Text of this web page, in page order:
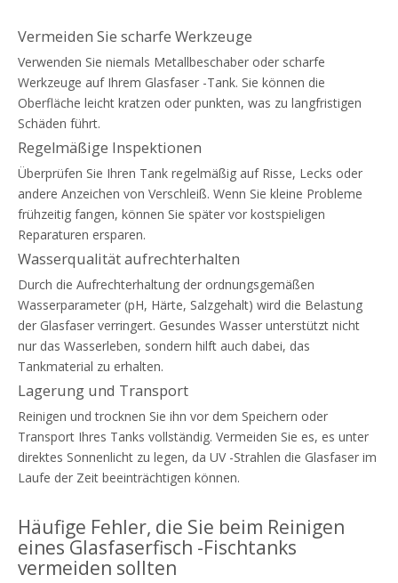
Vermeiden Sie scharfe Werkzeuge
Verwenden Sie niemals Metallbeschaber oder scharfe
Werkzeuge auf Ihrem Glasfaser -Tank. Sie können die
Oberfläche leicht kratzen oder punkten, was zu langfristigen
Schäden führt.
Regelmäßige Inspektionen
Überprüfen Sie Ihren Tank regelmäßig auf Risse, Lecks oder
andere Anzeichen von Verschleiß. Wenn Sie kleine Probleme
frühzeitig fangen, können Sie später vor kostspieligen
Reparaturen ersparen.
Wasserqualität aufrechterhalten
Durch die Aufrechterhaltung der ordnungsgemäßen
Wasserparameter (pH, Härte, Salzgehalt) wird die Belastung
der Glasfaser verringert. Gesundes Wasser unterstützt nicht
nur das Wasserleben, sondern hilft auch dabei, das
Tankmaterial zu erhalten.
Lagerung und Transport
Reinigen und trocknen Sie ihn vor dem Speichern oder
Transport Ihres Tanks vollständig. Vermeiden Sie es, es unter
direktes Sonnenlicht zu legen, da UV -Strahlen die Glasfaser im
Laufe der Zeit beeinträchtigen können.
Häufige Fehler, die Sie beim Reinigen
eines Glasfaserfisch -Fischtanks
vermeiden sollten